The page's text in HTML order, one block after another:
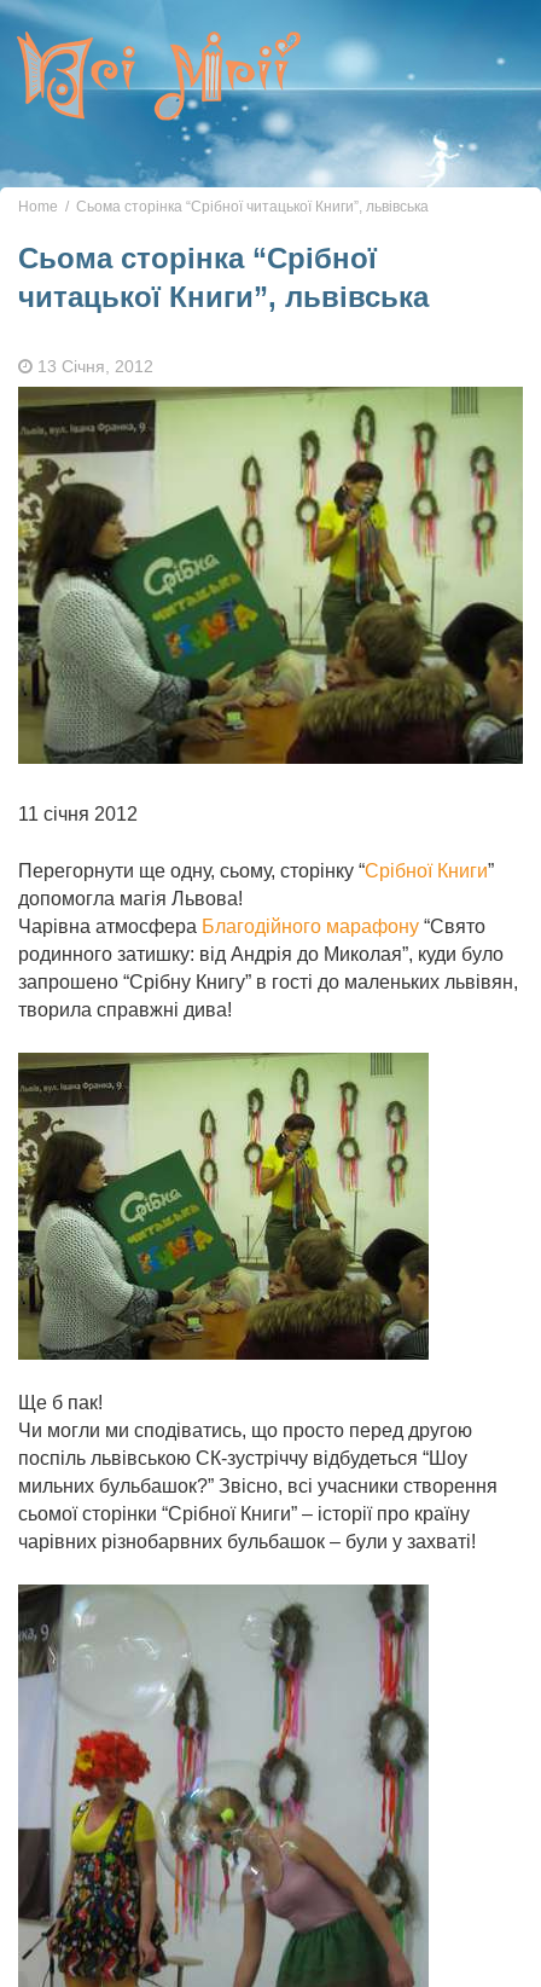
navigation
Home Сьома сторінка “Срібної читацької Книги”, львівська
Сьома сторінка “Срібної
читацької Книги”, львівська
13 Січня, 2012
11 січня 2012
Перегорнути ще одну, сьому, сторінку “Срібної Книги”
допомогла магія Львова!
Чарівна атмосфера Благодійного марафону “Свято
родинного затишку: від Андрія до Миколая”, куди було
запрошено “Срібну Книгу” в гості до маленьких львівян,
творила справжні дива!
Ще б пак!
Чи могли ми сподіватись, що просто перед другою
поспіль львівською СК-зустріччу відбудеться “Шоу
мильних бульбашок?” Звісно, всі учасники створення
сьомої сторінки “Срібної Книги” – історії про країну
чарівних різнобарвних бульбашок – були у захваті!